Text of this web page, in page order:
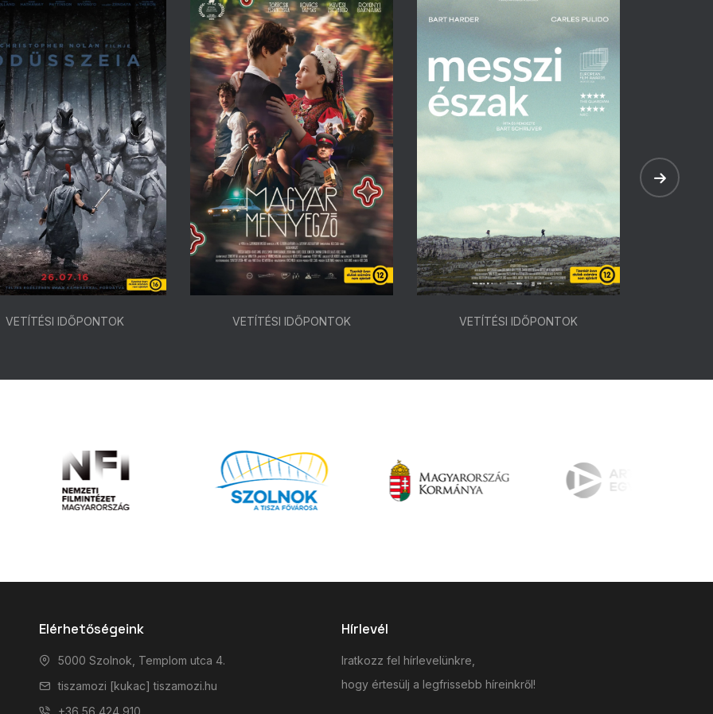
VETÍTÉSI IDŐPONTOK VETÍTÉSI IDŐPONTOK VETÍTÉSI IDŐPONTOK
Elérhetőségeink
5000 Szolnok, Templom utca 4.
tiszamozi [kukac] tiszamozi.hu
+36 56 424 910
Hírlevél
Iratkozz fel hírlevelünkre,
hogy értesülj a legfrissebb híreinkről!